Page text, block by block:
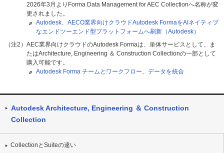
2026年3月よりForma Data Management for AEC Collectionへ名称が変
更されました。
Autodesk、AECO業界向けクラウドAutodesk FormaをAIネイティブ
なエンドツーエンド型プラットフォームへ刷新（Autodesk）
（注2）AEC業界向けクラウドのAutodesk Formaは、単体サービスとして、ま
たはArchitecture, Engineering ＆ Construction Collectionの一部として
購入可能です。
Autodesk Forma チームとワークフロー、データを統合
Autodesk Architecture, Engineering ＆ Construction
Collection
CollectionとSuiteの違い